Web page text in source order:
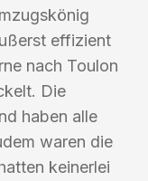
effizient
nach Toulon
Die
haben alle
waren die
keinerlei